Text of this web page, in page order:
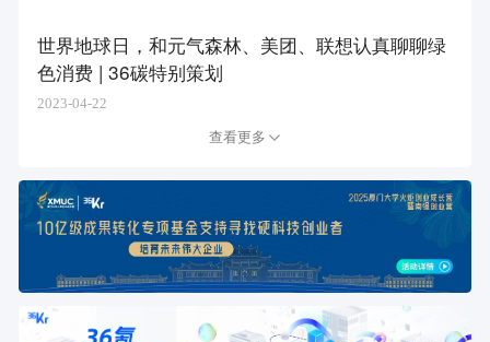
世界地球日，和元气森林、美团、联想认真聊聊绿
色消费 | 36碳特别策划
2023-04-22
查看更多